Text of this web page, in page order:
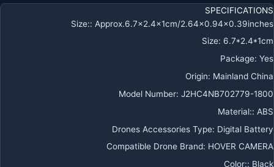
البطارية
المعيارية
SPECIFICATIONS
Size:: Approx.6.7×2.4x1cm/2.64×0.94×0.39inches
Size: 6.7*2.4*1cm
Package: Yes
Origin: Mainland China
Model Number: J2HC4NB702779-1800
Material:: ABS
Drones Accessories Type: Digital Battery
Compatible Drone Brand: HOVER CAMERA
Color:: Black